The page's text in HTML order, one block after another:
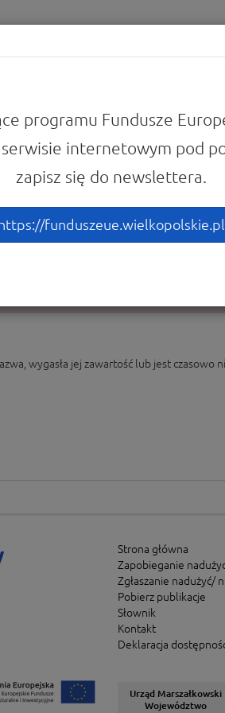
strony.
wygasła jej zawartość lub jest czasowo
Strona główna
Zapobieganie
Zgłaszanie nadużyć/
Pobierz publikacje
Słownik
Kontakt
Deklaracja
Urząd Marszałkowski
Województwo
programu Fundusze
internetowym pod
zapisz się do newslettera.
https://funduszeue.wielkopolskie.pl